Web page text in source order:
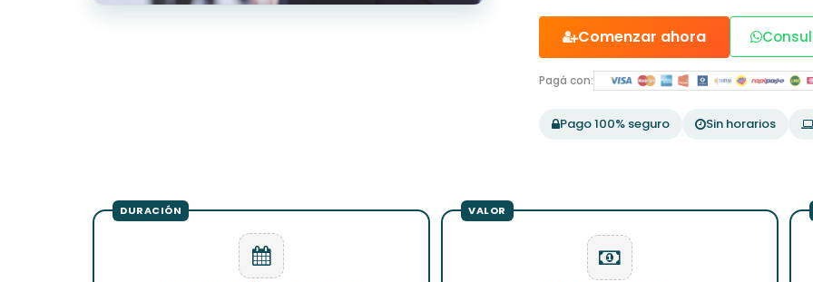
Comenzar ahora
Pagá con:
Pago 100% seguro Sin horarios